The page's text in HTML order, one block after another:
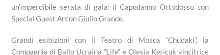
un’imperdibile serata di gala: il Capodanno Ortodosso con
Special Guest Anton Giulio Grande.
Grandi esibizioni con il Teatro di Mosca “Chudaki”, la
Compagnia di Ballo Ucraina “Life” e Olesia Kericuk vincitrice